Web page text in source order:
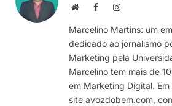
Site FacebookInstagram
Marcelino Martins: um
dedicado ao jornalismo
Marketing pela
Marcelino tem mais de
em Marketing Digital.
site avozdobem.com,